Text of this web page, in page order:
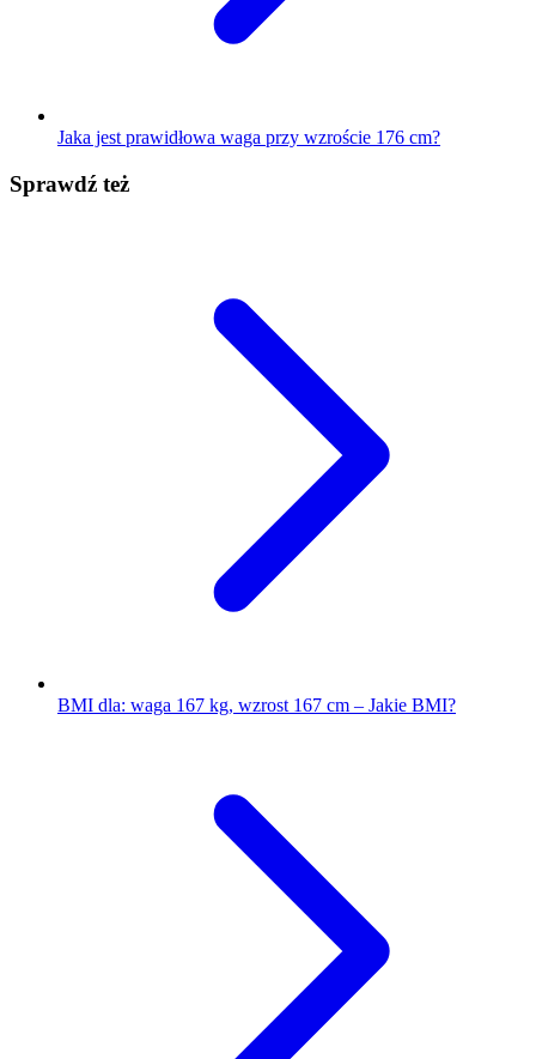
Jaka jest prawidłowa waga przy wzroście 176 cm?
Sprawdź też
BMI dla: waga 167 kg, wzrost 167 cm – Jakie BMI?